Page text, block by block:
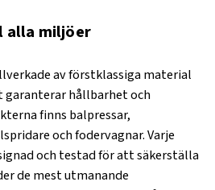
alla miljöer
av förstklassiga material
hållbarhet och
finns balpressar,
och fodervagnar. Varje
och testad för att säkerställa
de mest utmanande